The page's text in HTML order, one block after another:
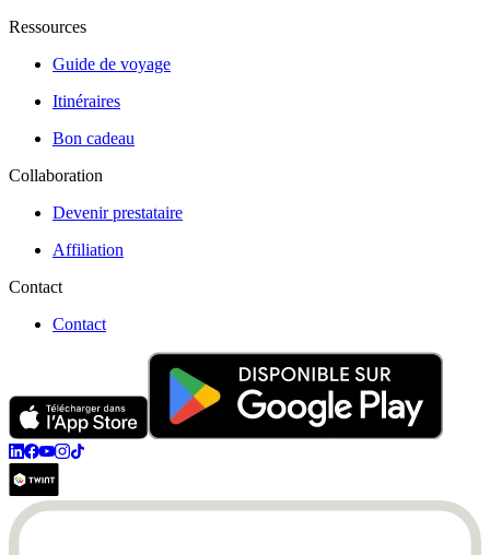
Ressources
Guide de voyage
Itinéraires
Bon cadeau
Collaboration
Devenir prestataire
Affiliation
Contact
Contact